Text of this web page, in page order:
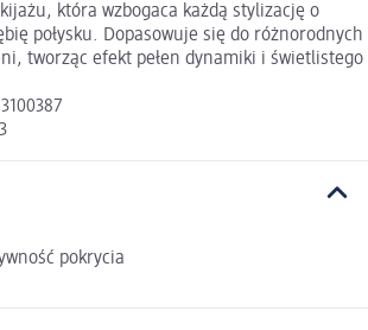
która wzbogaca każdą stylizację o
połysku. Dopasowuje się do różnorodnych
tworząc efekt pełen dynamiki i świetlistego
pokrycia